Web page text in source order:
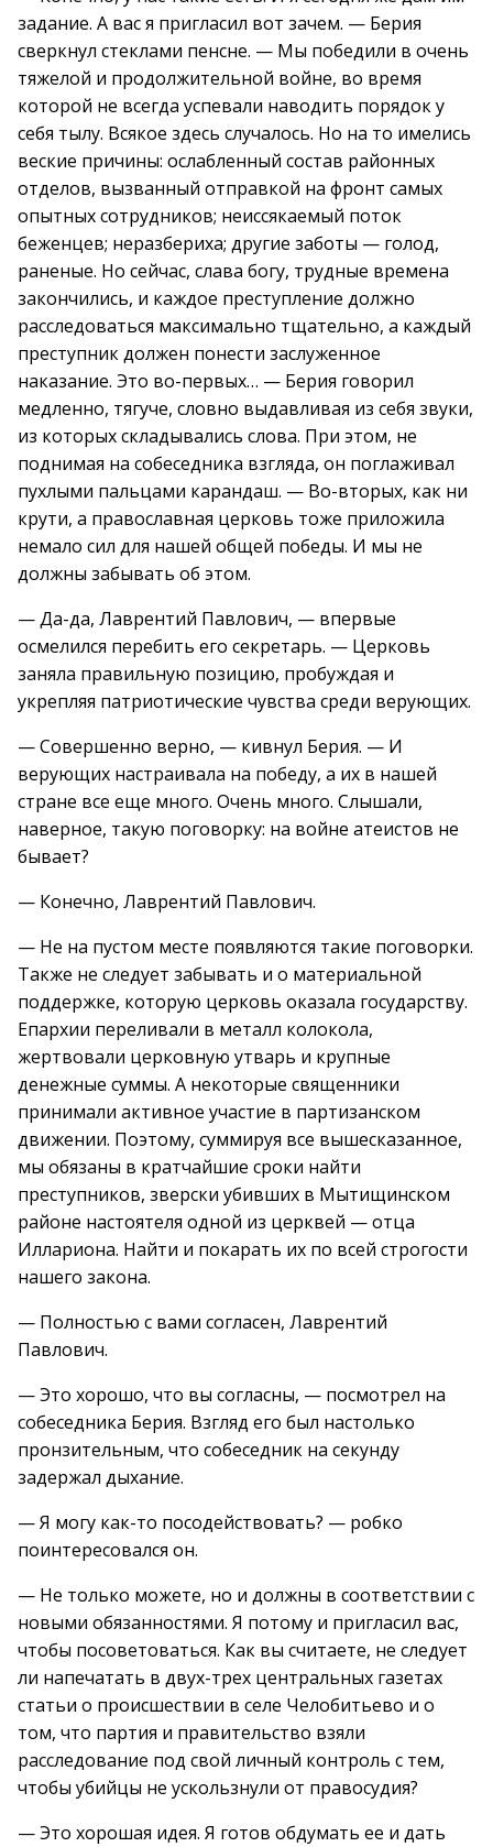
задание. А вас я пригласил вот зачем. — Берия
сверкнул стеклами пенсне. — Мы победили в очень
тяжелой и продолжительной войне, во время
которой не всегда успевали наводить порядок у
себя тылу. Всякое здесь случалось. Но на то имелись
веские причины: ослабленный состав районных
отделов, вызванный отправкой на фронт самых
опытных сотрудников; неиссякаемый поток
беженцев; неразбериха; другие заботы — голод,
раненые. Но сейчас, слава богу, трудные времена
закончились, и каждое преступление должно
расследоваться максимально тщательно, а каждый
преступник должен понести заслуженное
наказание. Это во-первых… — Берия говорил
медленно, тягуче, словно выдавливая из себя звуки,
из которых складывались слова. При этом, не
поднимая на собеседника взгляда, он поглаживал
пухлыми пальцами карандаш. — Во-вторых, как ни
крути, а православная церковь тоже приложила
немало сил для нашей общей победы. И мы не
должны забывать об этом.
— Да-да, Лаврентий Павлович, — впервые
осмелился перебить его секретарь. — Церковь
заняла правильную позицию, пробуждая и
укрепляя патриотические чувства среди верующих.
— Совершенно верно, — кивнул Берия. — И
верующих настраивала на победу, а их в нашей
стране все еще много. Очень много. Слышали,
наверное, такую поговорку: на войне атеистов не
бывает?
— Конечно, Лаврентий Павлович.
— Не на пустом месте появляются такие поговорки.
Также не следует забывать и о материальной
поддержке, которую церковь оказала государству.
Епархии переливали в металл колокола,
жертвовали церковную утварь и крупные
денежные суммы. А некоторые священники
принимали активное участие в партизанском
движении. Поэтому, суммируя все вышесказанное,
мы обязаны в кратчайшие сроки найти
преступников, зверски убивших в Мытищинском
районе настоятеля одной из церквей — отца
Иллариона. Найти и покарать их по всей строгости
нашего закона.
— Полностью с вами согласен, Лаврентий
Павлович.
— Это хорошо, что вы согласны, — посмотрел на
собеседника Берия. Взгляд его был настолько
пронзительным, что собеседник на секунду
задержал дыхание.
— Я могу как-то посодействовать? — робко
поинтересовался он.
— Не только можете, но и должны в соответствии с
новыми обязанностями. Я потому и пригласил вас,
чтобы посоветоваться. Как вы считаете, не следует
ли напечатать в двух-трех центральных газетах
статьи о происшествии в селе Челобитьево и о
том, что партия и правительство взяли
расследование под свой личный контроль с тем,
чтобы убийцы не ускользнули от правосудия?
— Это хорошая идея. Я готов обдумать ее и дать